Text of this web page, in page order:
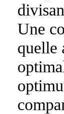
Une
quelle